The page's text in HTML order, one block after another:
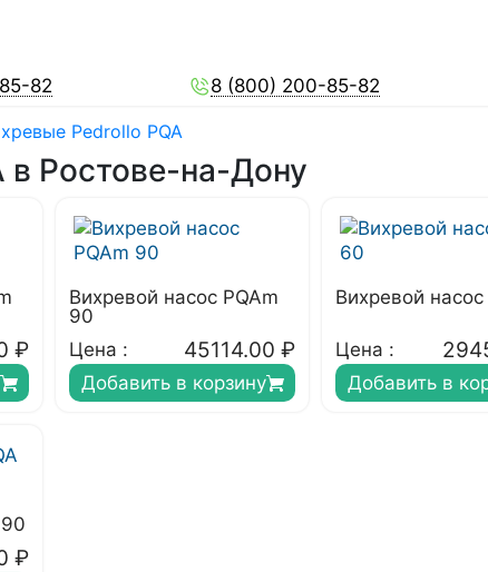
82 8 (800) 200-85-82
Pedrollo PQA
в Ростове-на-Дону
₽
Вихревой насос PQAm
90
Цена :
45114.00 ₽
Добавить в корзину
Вихревой
Цена :
Добавить в
₽